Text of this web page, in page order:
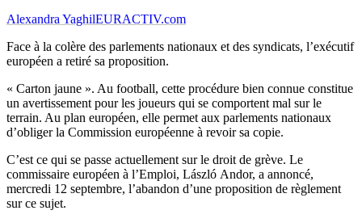
Alexandra YaghilEURACTIV.com
Face à la colère des parlements nationaux et des syndicats, l’exécutif
européen a retiré sa proposition.
« Carton jaune ». Au football, cette procédure bien connue constitue
un avertissement pour les joueurs qui se comportent mal sur le
terrain. Au plan européen, elle permet aux parlements nationaux
d’obliger la Commission européenne à revoir sa copie.
C’est ce qui se passe actuellement sur le droit de grève. Le
commissaire européen à l’Emploi, László Andor, a annoncé,
mercredi 12 septembre, l’abandon d’une proposition de règlement
sur ce sujet.